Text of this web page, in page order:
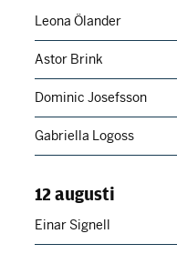
Leona Ölander
Astor Brink
Dominic Josefsson
Gabriella Logoss
12 augusti
Einar Signell